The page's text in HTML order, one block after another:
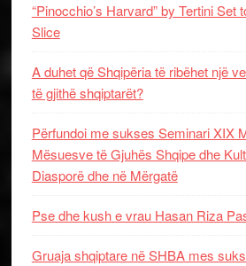
“Pinocchio’s Harvard” by Tertini Set
Slice
A duhet që Shqipëria të ribëhet një
të gjithë shqiptarët?
Përfundoi me sukses Seminari XIX
Mësuesve të Gjuhës Shqipe dhe
Diasporë dhe në Mërgatë
Pse dhe kush e vrau Hasan Riza
Gruaja shqiptare në SHBA mes